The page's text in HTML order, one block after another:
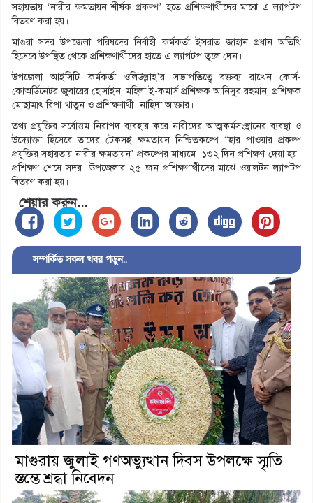
সহায়তায় ‘নারীর ক্ষমতায়ন শীর্ষক প্রকল্প’ হতে প্রশিক্ষণার্থীদের মাঝে এ ল্যাপটপ
বিতরণ করা হয়।
মাগুরা সদর উপজেলা পরিষদের নির্বাহী কর্মকর্তা ইসরাত জাহান প্রধান অতিথি
হিসেবে উপস্থিত থেকে প্রশিক্ষণার্থীদের হাতে এ ল্যাপটপ তুলে দেন।
উপজেলা আইসিটি কর্মকর্তা ওলিউল্লাহ’র সভাপতিত্বে বক্তব্য রাখেন কোর্স-
কোঅর্ডিনেটর জুবায়ের হোসাইন, মহিলা ই-কমার্স প্রশিক্ষক আনিসুর রহমান, প্রশিক্ষক
মোছাম্মৎ রিপা খাতুন ও প্রশিক্ষণার্থী নাহিদা আক্তার।
তথ্য প্রযুক্তির সর্বোত্তম নিরাপদ ব্যবহার করে নারীদের আত্মকর্মসংস্থানের ব্যবস্থা ও
উদ্যোক্তা হিসেবে তাদের টেকসই ক্ষমতায়ন নিশ্চিতকল্পে “হার পাওয়ার প্রকল্প
প্রযুক্তির সহায়তায় নারীর ক্ষমতায়ন’ প্রকল্পের মাধ্যমে ১৩২ দিন প্রশিক্ষণ দেয়া হয়।
প্রশিক্ষণ শেষে সদর উপজেলার ২৫ জন প্রশিক্ষণার্থীদের মাঝে ওয়ালটন ল্যাপটপ
বিতরণ করা হয়।
শেয়ার করুন...
সম্পর্কিত সকল খবর পড়ুন..
মাগুরায় জুলাই গণঅভ্যুত্থান দিবস উপলক্ষে স্মৃতি
স্তম্ভে শ্রদ্ধা নিবেদন